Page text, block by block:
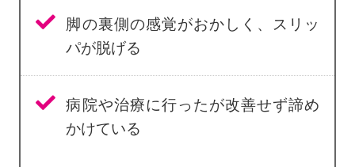
脚の裏側の感覚がおかしく、スリッ
パが脱げる
病院や治療に行ったが改善せず諦め
かけている